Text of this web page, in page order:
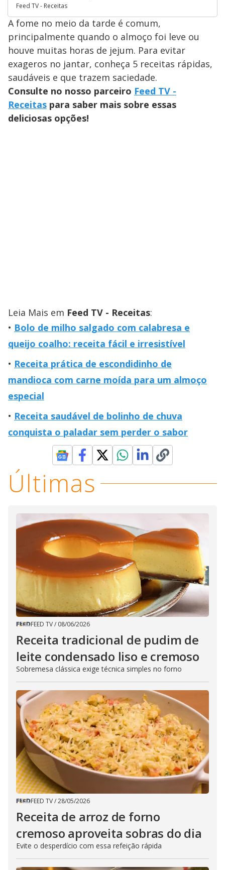
Feed TV - Receitas
A fome no meio da tarde é comum,
principalmente quando o almoço foi leve ou
houve muitas horas de jejum. Para evitar
exageros no jantar, conheça 5 receitas rápidas,
saudáveis e que trazem saciedade.
Consulte no nosso parceiro Feed TV -
Receitas para saber mais sobre essas
deliciosas opções!
Leia Mais em Feed TV - Receitas:
Bolo de milho salgado com calabresa e
queijo coalho: receita fácil e irresistível
Receita prática de escondidinho de
mandioca com carne moída para um almoço
especial
Receita saudável de bolinho de chuva
conquista o paladar sem perder o sabor
Últimas
FEED TV/ 08/06/2026
Receita tradicional de pudim de
leite condensado liso e cremoso
Sobremesa clássica exige técnica simples no forno
FEED TV/28/05/2026
Receita de arroz de forno
cremoso aproveita sobras do dia
Evite o desperdício com essa refeição rápida